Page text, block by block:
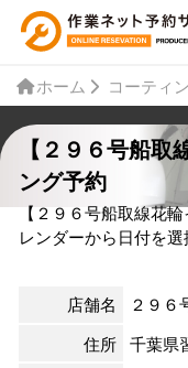
ホーム コーティ
【２９６号船
ング予約
【２９６号船取線花
レンダーから日付を選
店舗名
２９６
住所 千葉県